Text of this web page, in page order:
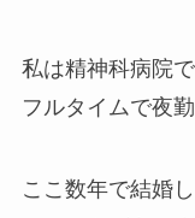
私は精神科病院
フルタイムで夜
ここ数年で結婚